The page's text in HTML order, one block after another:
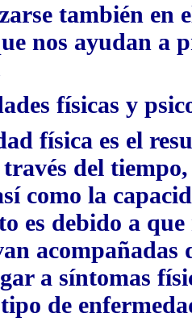
también en
nos ayudan a
físicas y
física es el
del
como la
es debido a
acompañadas
a síntomas
de